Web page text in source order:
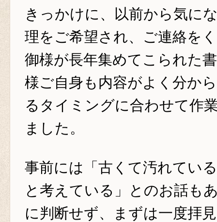
きっかけに、以前から気に
理をご希望され、ご連絡を
御様が長年集めてこられた
様ご自身も内容がよく分か
るタイミングに合わせて作
ました。
事前には「古くて汚れてい
と考えている」とのお話も
に判断せず、まずは一度拝